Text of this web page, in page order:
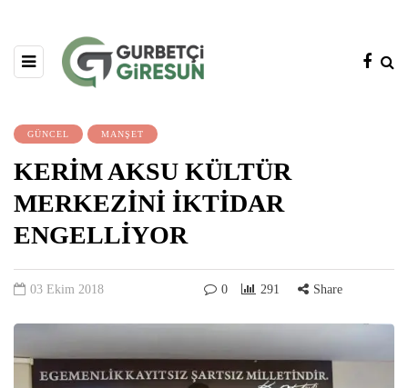
GÜNCEL MANŞET
KERİM AKSU KÜLTÜR
MERKEZİNİ İKTİDAR
ENGELLİYOR
03 Ekim 2018 0 291 Share